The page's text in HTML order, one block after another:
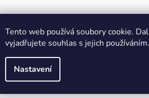
Tento web používá soubory cookie.
vyjadřujete souhlas s jejich
Nastavení